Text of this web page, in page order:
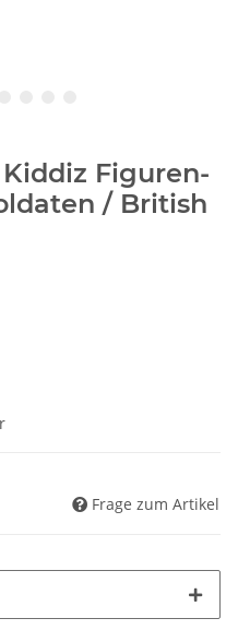
Kiddiz Figuren-
/ British
Frage zum Artikel